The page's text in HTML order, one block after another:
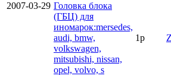
2007-03-29 Головка блока
(ГБЦ) для
иномарок:mersedes,
audi, bmw,
volkswagen,
mitsubishi, nissan,
opel, volvo, s
1р